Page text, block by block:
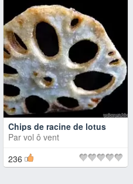
Chips de racine de lotus
Par vol ô vent
236